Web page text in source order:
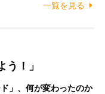
一覧を見る
！」
」、何が変わったのか